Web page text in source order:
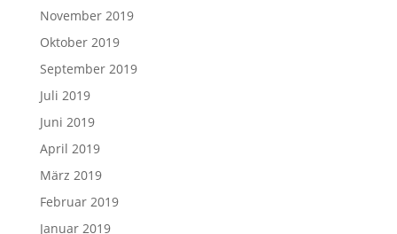
November 2019
Oktober 2019
September 2019
Juli 2019
Juni 2019
April 2019
März 2019
Februar 2019
Januar 2019